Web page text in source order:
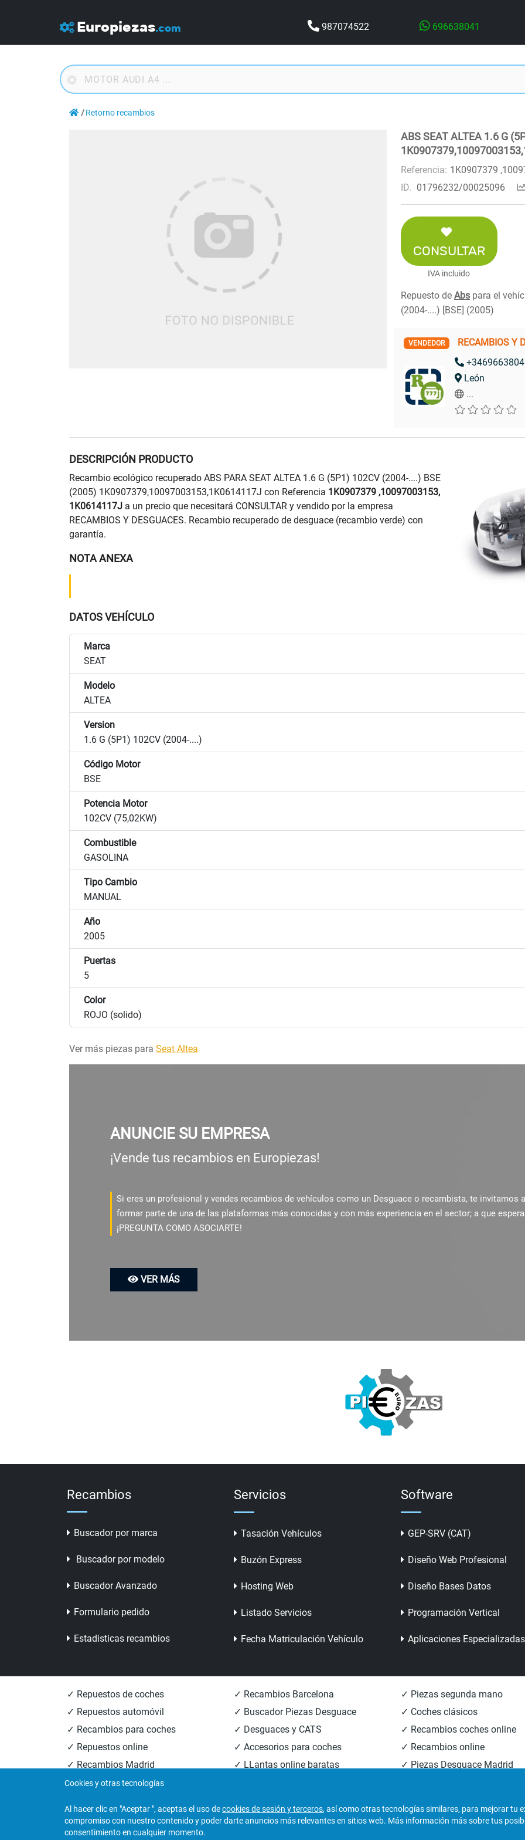
Europiezas.com 987074522 696638041
Retorno recambios
ABS SEAT ALTEA 1.6 G
Referencia: 1K0907379
ID. 01796232/00025096
CONSULTAR
IVA incluido
Repuesto de Abs para el
(2004-....) [BSE] (2005)
VENDEDOR
RECAMBIOS Y
León
...
DESCRIPCIÓN PRODUCTO
Recambio ecológico recuperado ABS PARA SEAT ALTEA 1.6 G (5P1) 102CV (2004-....) BSE
(2005) 1K0907379,10097003153,1K0614117J con Referencia 1K0907379 ,10097003153,
1K0614117J a un precio que necesitará CONSULTAR y vendido por la empresa
RECAMBIOS Y DESGUACES. Recambio recuperado de desguace (recambio verde) con
garantía.
NOTA ANEXA
DATOS VEHÍCULO
Marca
SEAT
Modelo
ALTEA
Version
1.6 G (5P1) 102CV (2004-....)
Código Motor
BSE
Potencia Motor
102CV (75,02KW)
Combustible
GASOLINA
Tipo Cambio
MANUAL
Año
2005
Puertas
5
Color
ROJO (solido)
Ver más piezas para Seat Altea
ANUNCIE SU EMPRESA
¡Vende tus recambios en Europiezas!
Si eres un profesional y vendes recambios de vehículos como un Desguace o recambista, te invitamos a
formar parte de una de las plataformas más conocidas y con más experiencia en el sector; a que
¡PREGUNTA COMO ASOCIARTE!
VER MÁS
Recambios
Buscador por marca
Buscador por modelo
Buscador Avanzado
Formulario pedido
Estadisticas recambios
Servicios
Tasación Vehículos
Buzón Express
Hosting Web
Listado Servicios
Fecha Matriculación Vehículo
Software
GEP-SRV (CAT)
Diseño Web Profesional
Diseño Bases Datos
Programación Vertical
Aplicaciones Especializadas
✓ Repuestos de coches
✓ Repuestos automóvil
✓ Recambios para coches
✓ Repuestos online
✓ Recambios Madrid
✓ Recambios Valencia
✓ Recambios Barcelona
✓ Buscador Piezas Desguace
✓ Desguaces y CATS
✓ Accesorios para coches
✓ LLantas online baratas
✓ Piezas segunda mano
✓ Coches clásicos
✓ Recambios coches online
✓ Recambios online
✓ Piezas Desguace Madrid
© 2026 Central Desguaces Europiezas
Cookies y otras tecnologías
Al hacer clic en "Aceptar ", aceptas el uso decookies de sesión y terceros, así como otras tecnologías similares, para mejorar tu
compromiso con nuestro contenido y poder darte anuncios más relevantes en sitios web. Más información más sobre tus
consentimiento en cualquier momento.